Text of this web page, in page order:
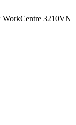
WorkCentre 3210VN